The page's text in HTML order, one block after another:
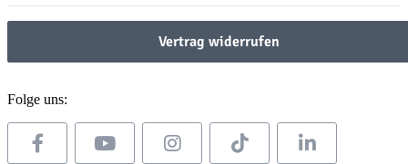
Vertrag widerrufen
Folge uns: